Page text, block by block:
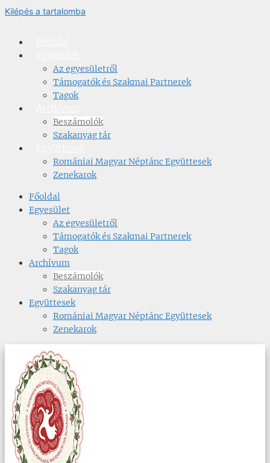
Kilépés a tartalomba
Az egyesületről
Támogatók és Szakmai Partnerek
Tagok
Beszámolók
Szakanyag tár
Romániai Magyar Néptánc Együttesek
Zenekarok
Főoldal
Egyesület
Az egyesületről
Támogatók és Szakmai Partnerek
Tagok
Archívum
Beszámolók
Szakanyag tár
Együttesek
Romániai Magyar Néptánc Együttesek
Zenekarok